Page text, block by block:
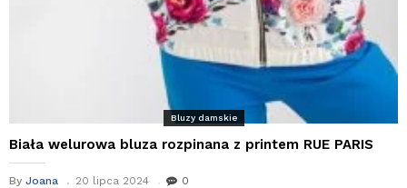
Bluzy damskie
Biała welurowa bluza rozpinana z printem RUE PARIS
By Joana 20 lipca 2024 0